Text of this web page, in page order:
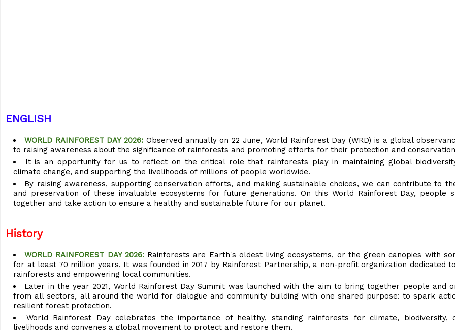
ENGLISH
WORLD RAINFOREST DAY 2026: Observed annually on 22 June, World Rainforest Day (WRD) is a global
to raising awareness about the significance of rainforests and promoting efforts for their protection and
It is an opportunity for us to reflect on the critical role that rainforests play in maintaining global
climate change, and supporting the livelihoods of millions of people worldwide.
By raising awareness, supporting conservation efforts, and making sustainable choices, we can contribute to
and preservation of these invaluable ecosystems for future generations. On this World Rainforest Day, people
together and take action to ensure a healthy and sustainable future for our planet.
History
WORLD RAINFOREST DAY 2026: Rainforests are Earth's oldest living ecosystems, or the green canopies with
for at least 70 million years. It was founded in 2017 by Rainforest Partnership, a non-profit organization dedicated
rainforests and empowering local communities.
Later in the year 2021, World Rainforest Day Summit was launched with the aim to bring together people and
from all sectors, all around the world for dialogue and community building with one shared purpose: to spark
resilient forest protection.
World Rainforest Day celebrates the importance of healthy, standing rainforests for climate, biodiversity,
livelihoods and convenes a global movement to protect and restore them.